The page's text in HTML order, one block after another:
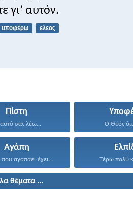
γι’ αυτόν.
υποφέρω ελεος
Πίστη
αυτό σας λέω... Ο Θεός
Αγάπη
που αγαπάει έχει... Ξέρω πολύ
θέματα ...